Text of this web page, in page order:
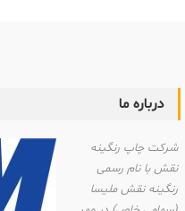
درباره ما
شرکت چاپ رنگینه
نقش با نام رسمی
رنگینه نقش ملیسا